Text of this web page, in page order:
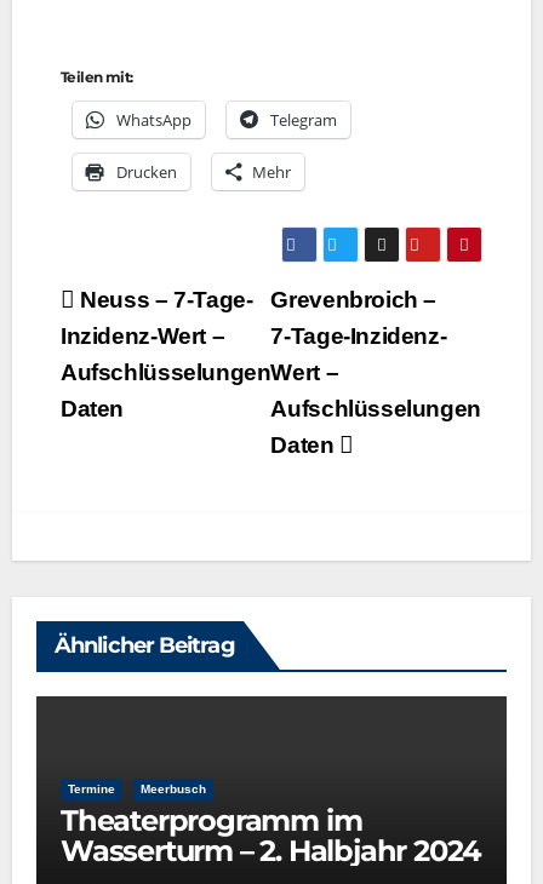
Teilen mit:
Whats­App Tele­gram
Dru­cken Mehr
Beitragsnavigation
Grevenbroich –
7‑Tage-Inzidenz-
Wert –
Aufschlüsselungen
Daten
Neuss – 7‑Tage-
Inzidenz-Wert –
Aufschlüsselungen
Daten
Ähnlicher Beitrag
Termine Meerbusch
Theaterprogramm im
Wasserturm – 2. Halbjahr 2024